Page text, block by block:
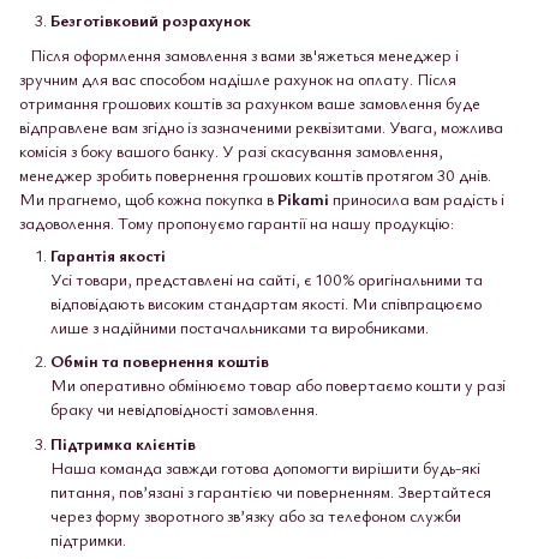
Безготівковий розрахунок
Після оформлення замовлення з вами зв'яжеться менеджер і
зручним для вас способом надішле рахунок на оплату. Після
отримання грошових коштів за рахунком ваше замовлення буде
відправлене вам згідно із зазначеними реквізитами. Увага, можлива
комісія з боку вашого банку. У разі скасування замовлення,
менеджер зробить повернення грошових коштів протягом 30 днів.
Ми прагнемо, щоб кожна покупка в Pikami приносила вам радість і
задоволення. Тому пропонуємо гарантії на нашу продукцію:
Гарантія якості
Усі товари, представлені на сайті, є 100% оригінальними та
відповідають високим стандартам якості. Ми співпрацюємо
лише з надійними постачальниками та виробниками.
Обмін та повернення коштів
Ми оперативно обмінюємо товар або повертаємо кошти у разі
браку чи невідповідності замовлення.
Підтримка клієнтів
Наша команда завжди готова допомогти вирішити будь-які
питання, пов’язані з гарантією чи поверненням. Звертайтеся
через форму зворотного зв’язку або за телефоном служби
підтримки.